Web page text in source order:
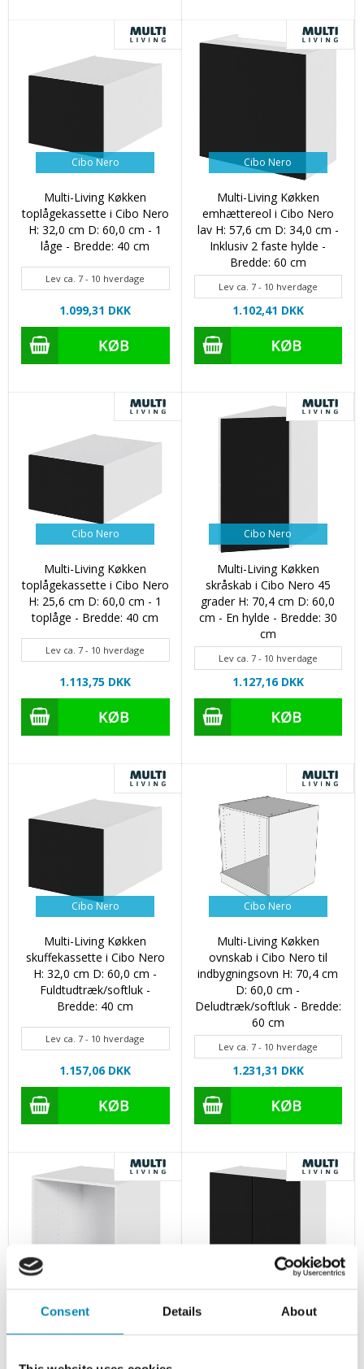
Consent Details About
Cibo Nero
Multi-Living Køkken
toplågekassette i Cibo Nero
H: 32,0 cm D: 60,0 cm - 1
låge - Bredde: 40 cm
Lev ca. 7 - 10 hverdage
1.099,31 DKK
Cibo Nero
Multi-Living Køkken
emhættereol i Cibo Nero
lav H: 57,6 cm D: 34,0 cm -
Inklusiv 2 faste hylde -
Bredde: 60 cm
Lev ca. 7 - 10 hverdage
1.102,41 DKK
Cibo Nero
Multi-Living Køkken
toplågekassette i Cibo Nero
H: 25,6 cm D: 60,0 cm - 1
toplåge - Bredde: 40 cm
Lev ca. 7 - 10 hverdage
1.113,75 DKK
Cibo Nero
Multi-Living Køkken
skråskab i Cibo Nero 45
grader H: 70,4 cm D: 60,0
cm - En hylde - Bredde: 30
cm
Lev ca. 7 - 10 hverdage
1.127,16 DKK
Cibo Nero
Multi-Living Køkken
skuffekassette i Cibo Nero
H: 32,0 cm D: 60,0 cm -
Fuldtudtræk/softluk -
Bredde: 40 cm
Lev ca. 7 - 10 hverdage
1.157,06 DKK
Cibo Nero
Multi-Living Køkken
ovnskab i Cibo Nero til
indbygningsovn H: 70,4 cm
D: 60,0 cm -
Deludtræk/softluk - Bredde:
60 cm
Lev ca. 7 - 10 hverdage
1.231,31 DKK
cm D: 60,0 cm - 1 skuffe